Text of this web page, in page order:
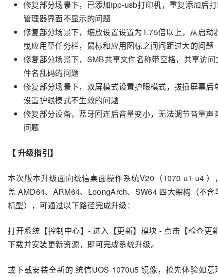
修复部分场景下，已添加ipp-usb打印机，重复添加后
管理器界面不显示的问题
修复部分场景下，缩放设置设置为1.75倍以上，从启动
曳应用至任务栏，鼠标和应用图标之间间距过大的问题
修复部分场景下，SMB共享文件名称带空格，共享访问
件名乱码的问题
修复部分场景下，双屏模式设置护眼模式，拔插屏幕后
设置护眼模式不生效的问题
修复部分设备，蓝牙回连后音量变小，无法调节音量声
问题
【 升级指引】
本次版本升级面向统信桌面操作系统V20（1070 u1-u4 ）
盖 AMD64、ARM64、LoongArch、SW64 四大架构（不含
机型），可通过以下路径完成升级：
打开系统【控制中心】- 进入【更新】模块 - 点击【检查更
下载并安装更新资源，即可完成系统升级。
或下载安装全新的 统信UOS 1070u5 镜像，抢先体验如意